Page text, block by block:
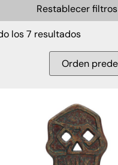
Restablecer filtros
los 7 resultados